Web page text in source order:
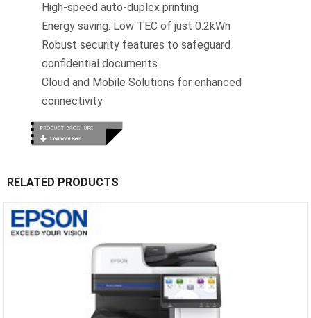
High-speed auto-duplex printing
Energy saving: Low TEC of just 0.2kWh
Robust security features to safeguard
confidential documents
Cloud and Mobile Solutions for enhanced
connectivity
RELATED PRODUCTS